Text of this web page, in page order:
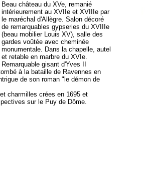
Beau château du XVe, remanié
intérieurement au XVIIe et XVIIIe par
le maréchal d'Allègre. Salon décoré
de remarquables gypseries du XVIIIe
(beau mobilier Louis XV), salle des
gardes voûtée avec cheminée
monumentale. Dans la chapelle, autel
et retable en marbre du XVIe.
Remarquable gisant d'Yves II
à la bataille de Ravennes en
de son roman "le démon de
charmilles crées en 1695 et
sur le Puy de Dôme.